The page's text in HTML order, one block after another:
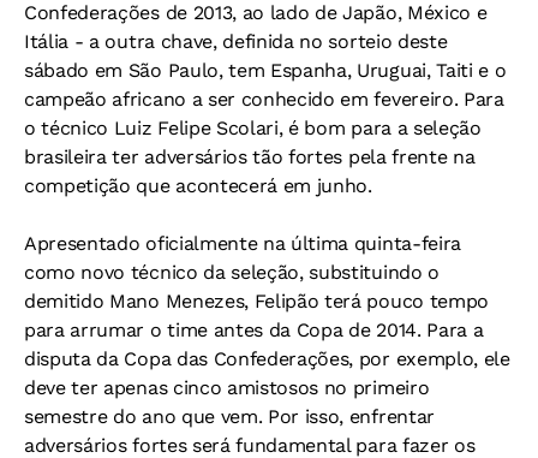
Confederações de 2013, ao lado de Japão, México e
Itália - a outra chave, definida no sorteio deste
sábado em São Paulo, tem Espanha, Uruguai, Taiti e o
campeão africano a ser conhecido em fevereiro. Para
o técnico Luiz Felipe Scolari, é bom para a seleção
brasileira ter adversários tão fortes pela frente na
competição que acontecerá em junho.
Apresentado oficialmente na última quinta-feira
como novo técnico da seleção, substituindo o
demitido Mano Menezes, Felipão terá pouco tempo
para arrumar o time antes da Copa de 2014. Para a
disputa da Copa das Confederações, por exemplo, ele
deve ter apenas cinco amistosos no primeiro
semestre do ano que vem. Por isso, enfrentar
adversários fortes será fundamental para fazer os